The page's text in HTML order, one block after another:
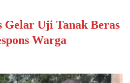
Gelar Uji Tanak Beras
Warga